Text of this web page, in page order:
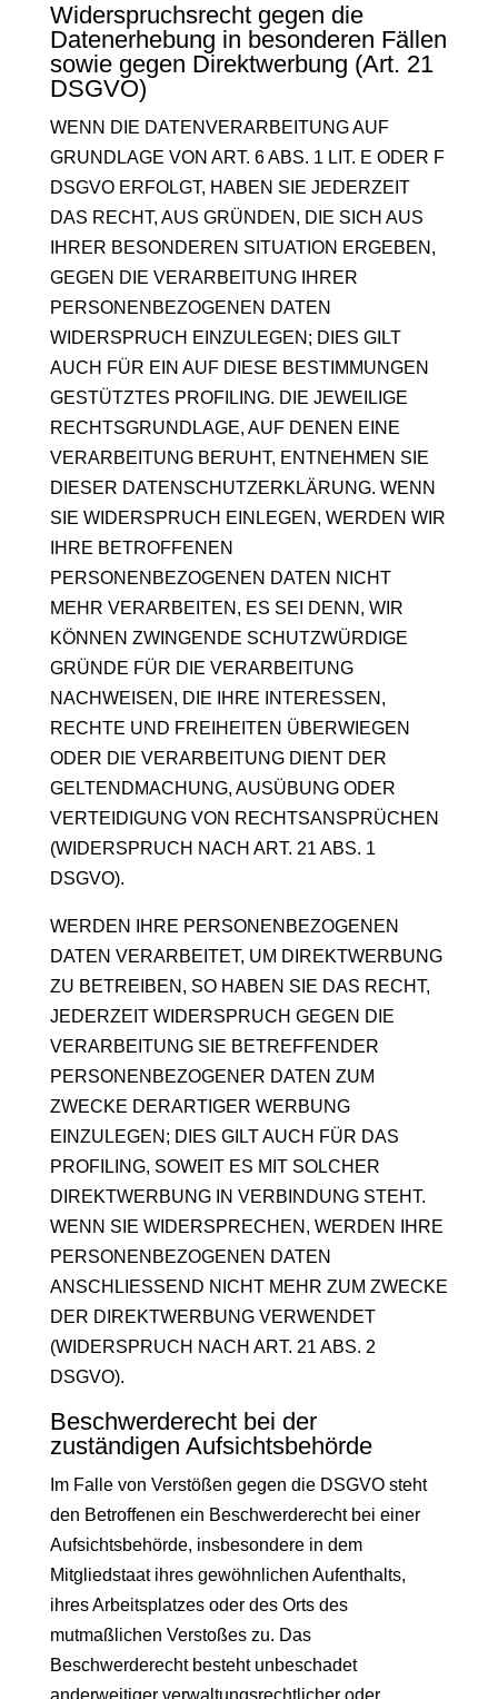
Widerspruchsrecht gegen die
Datenerhebung in besonderen Fällen
sowie gegen Direktwerbung (Art. 21
DSGVO)
WENN DIE DATENVERARBEITUNG AUF
GRUNDLAGE VON ART. 6 ABS. 1 LIT. E ODER F
DSGVO ERFOLGT, HABEN SIE JEDERZEIT
DAS RECHT, AUS GRÜNDEN, DIE SICH AUS
IHRER BESONDEREN SITUATION ERGEBEN,
GEGEN DIE VERARBEITUNG IHRER
PERSONENBEZOGENEN DATEN
WIDERSPRUCH EINZULEGEN; DIES GILT
AUCH FÜR EIN AUF DIESE BESTIMMUNGEN
GESTÜTZTES PROFILING. DIE JEWEILIGE
RECHTSGRUNDLAGE, AUF DENEN EINE
VERARBEITUNG BERUHT, ENTNEHMEN SIE
DIESER DATENSCHUTZERKLÄRUNG. WENN
SIE WIDERSPRUCH EINLEGEN, WERDEN WIR
IHRE BETROFFENEN
PERSONENBEZOGENEN DATEN NICHT
MEHR VERARBEITEN, ES SEI DENN, WIR
KÖNNEN ZWINGENDE SCHUTZWÜRDIGE
GRÜNDE FÜR DIE VERARBEITUNG
NACHWEISEN, DIE IHRE INTERESSEN,
RECHTE UND FREIHEITEN ÜBERWIEGEN
ODER DIE VERARBEITUNG DIENT DER
GELTENDMACHUNG, AUSÜBUNG ODER
VERTEIDIGUNG VON RECHTSANSPRÜCHEN
(WIDERSPRUCH NACH ART. 21 ABS. 1
DSGVO).
WERDEN IHRE PERSONENBEZOGENEN
DATEN VERARBEITET, UM DIREKTWERBUNG
ZU BETREIBEN, SO HABEN SIE DAS RECHT,
JEDERZEIT WIDERSPRUCH GEGEN DIE
VERARBEITUNG SIE BETREFFENDER
PERSONENBEZOGENER DATEN ZUM
ZWECKE DERARTIGER WERBUNG
EINZULEGEN; DIES GILT AUCH FÜR DAS
PROFILING, SOWEIT ES MIT SOLCHER
DIREKTWERBUNG IN VERBINDUNG STEHT.
WENN SIE WIDERSPRECHEN, WERDEN IHRE
PERSONENBEZOGENEN DATEN
ANSCHLIESSEND NICHT MEHR ZUM ZWECKE
DER DIREKTWERBUNG VERWENDET
(WIDERSPRUCH NACH ART. 21 ABS. 2
DSGVO).
Beschwerde­recht bei der
zuständigen Aufsichts­behörde
Im Falle von Verstößen gegen die DSGVO steht
den Betroffenen ein Beschwerderecht bei einer
Aufsichtsbehörde, insbesondere in dem
Mitgliedstaat ihres gewöhnlichen Aufenthalts,
ihres Arbeitsplatzes oder des Orts des
mutmaßlichen Verstoßes zu. Das
Beschwerderecht besteht unbeschadet
anderweitiger verwaltungsrechtlicher oder